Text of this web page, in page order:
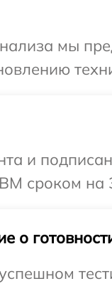
мы
и
сроком на
о